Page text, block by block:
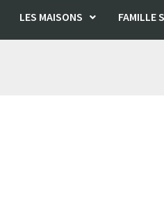
LES MAISONS FAMILLE